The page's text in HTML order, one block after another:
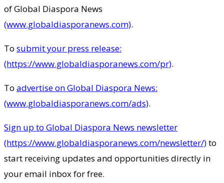
of Global Diaspora News
(www.globaldiasporanews.com).
To submit your press release:
(https://www.globaldiasporanews.com/pr).
To advertise on Global Diaspora News:
(www.globaldiasporanews.com/ads).
Sign up to Global Diaspora News newsletter
(https://www.globaldiasporanews.com/newsletter/)to
start receiving updates and opportunities directly in
your email inbox for free.